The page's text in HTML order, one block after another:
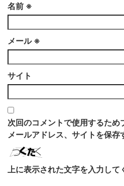
名前 ※
メール ※
サイト
次回のコメントで使用するため
メールアドレス、サイトを保存
上に表示された文字を入力して